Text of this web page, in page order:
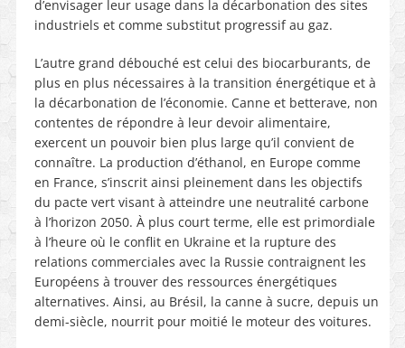
d’envisager leur usage dans la décarbonation des sites
industriels et comme substitut progressif au gaz.
L’autre grand débouché est celui des biocarburants, de
plus en plus nécessaires à la transition énergétique et à
la décarbonation de l’économie. Canne et betterave, non
contentes de répondre à leur devoir alimentaire,
exercent un pouvoir bien plus large qu’il convient de
connaître. La production d’éthanol, en Europe comme
en France, s’inscrit ainsi pleinement dans les objectifs
du pacte vert visant à atteindre une neutralité carbone
à l’horizon 2050. À plus court terme, elle est primordiale
à l’heure où le conflit en Ukraine et la rupture des
relations commerciales avec la Russie contraignent les
Européens à trouver des ressources énergétiques
alternatives. Ainsi, au Brésil, la canne à sucre, depuis un
demi-siècle, nourrit pour moitié le moteur des voitures.